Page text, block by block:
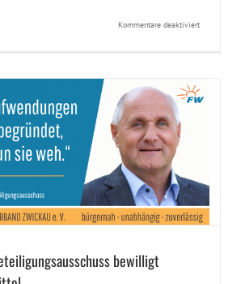
Kommentare deaktiviertfür
verteilt
Fördergelder
bewilligt